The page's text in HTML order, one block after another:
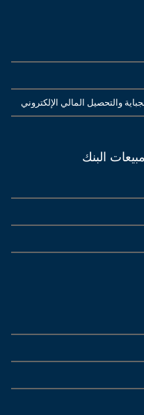
والتحصيل المالي الإلكتروني
البنك